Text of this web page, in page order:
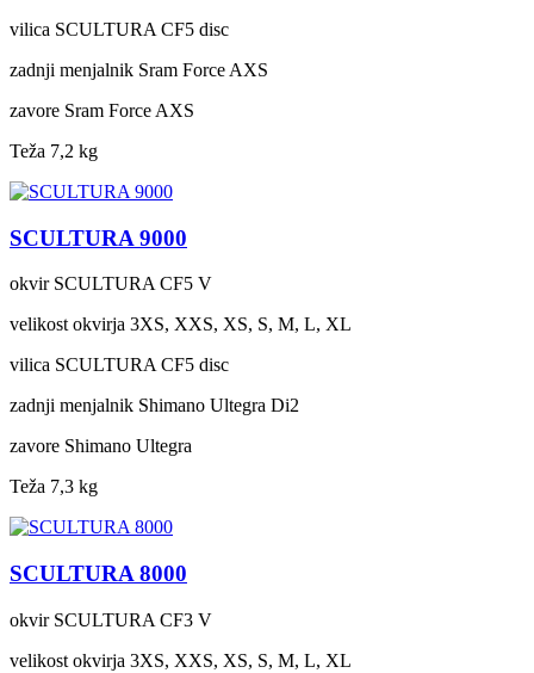
vilica SCULTURA CF5 disc
zadnji menjalnik Sram Force AXS
zavore Sram Force AXS
Teža 7,2 kg
SCULTURA 9000
okvir SCULTURA CF5 V
velikost okvirja 3XS, XXS, XS, S, M, L, XL
vilica SCULTURA CF5 disc
zadnji menjalnik Shimano Ultegra Di2
zavore Shimano Ultegra
Teža 7,3 kg
SCULTURA 8000
okvir SCULTURA CF3 V
velikost okvirja 3XS, XXS, XS, S, M, L, XL